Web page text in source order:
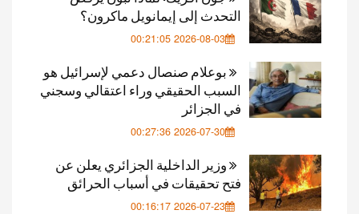
التحدث إلى إيمانويل ماكرون؟
2026-08-03 00:21:05
بوعلام صنصال دعمي لإسرائيل هو
السبب الحقيقي وراء اعتقالي وسجني
في الجزائر
2026-07-30 00:27:36
وزير الداخلية الجزائري يعلن عن
فتح تحقيقات في أسباب الحرائق
2026-07-23 00:16:17